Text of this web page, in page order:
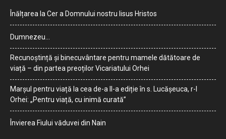
Înălțarea la Cer a Domnului nostru Iisus Hristos
Dumnezeu…
Recunoștință și binecuvântare pentru mamele dătătoare de
viață – din partea preoților Vicariatului Orhei
Marșul pentru viață la cea de-a II-a ediție în s. Lucășeuca, r-l
Orhei: „Pentru viață, cu inimă curată”
Învierea Fiului văduvei din Nain